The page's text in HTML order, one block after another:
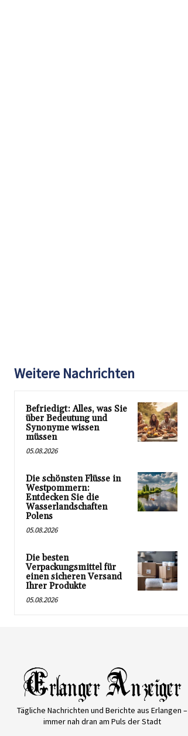
Weitere Nachrichten
Befriedigt: Alles, was Sie
über Bedeutung und
Synonyme wissen
müssen
05.08.2026
Die schönsten Flüsse in
Westpommern:
Entdecken Sie die
Wasserlandschaften
Polens
05.08.2026
Die besten
Verpackungsmittel für
einen sicheren Versand
Ihrer Produkte
05.08.2026
Tägliche Nachrichten und Berichte aus Erlangen –
immer nah dran am Puls der Stadt